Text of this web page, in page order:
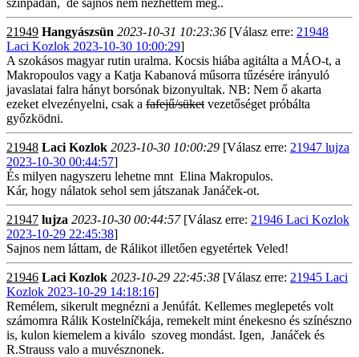
színpadán, de sajnos nem nézhettem meg..
21949 Hangyászsün 2023-10-31 10:23:36 [Válasz erre: 21948
Laci Kozlok 2023-10-30 10:00:29]
A szokásos magyar rutin uralma. Kocsis hiába agitálta a MÁO-t, a
Makropoulos vagy a Katja Kabanová műsorra tűzésére irányuló
javaslatai falra hányt borsónak bizonyultak. NB: Nem ő akarta
ezeket elvezényelni, csak a fafejű/süket vezetőséget próbálta
győzködni.
21948 Laci Kozlok 2023-10-30 10:00:29 [Válasz erre: 21947 lujza
2023-10-30 00:44:57]
És milyen nagyszeru lehetne mnt Elina Makropulos.
Kár, hogy nálatok sehol sem játszanak Janáček-ot.
21947 lujza 2023-10-30 00:44:57[Válasz erre: 21946 Laci Kozlok
2023-10-29 22:45:38]
Sajnos nem láttam, de Rálikot illetően egyetértek Veled!
21946 Laci Kozlok 2023-10-29 22:45:38 [Válasz erre: 21945 Laci
Kozlok 2023-10-29 14:18:16]
Remélem, sikerult megnézni a Jenúfát. Kellemes meglepetés volt
számomra Rálik Kostelníčkája, remekelt mint énekesno és színészno
is, kulon kiemelem a kiválo szoveg mondást. Igen, Janáček és
R.Strauss valo a muvésznonek.